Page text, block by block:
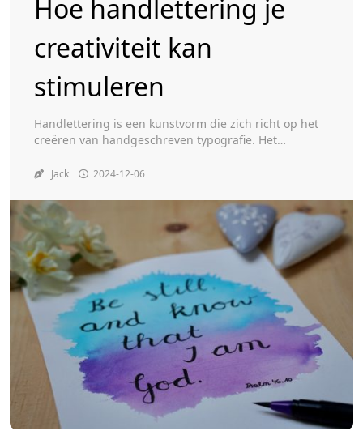
Toggle
Hoe handlettering je
creativiteit kan
stimuleren
Handlettering is een kunstvorm die zich richt op het
creëren van handgeschreven typografie. Het
illustratie, waarbij de nadruk ligt op het artistieke
standaard schrift, waarbij de focus ligt op
leesbaarheid en consistentie, draait handlettering om
creativiteit en expressie. Het kan variëren […]
Jack 2024-12-06